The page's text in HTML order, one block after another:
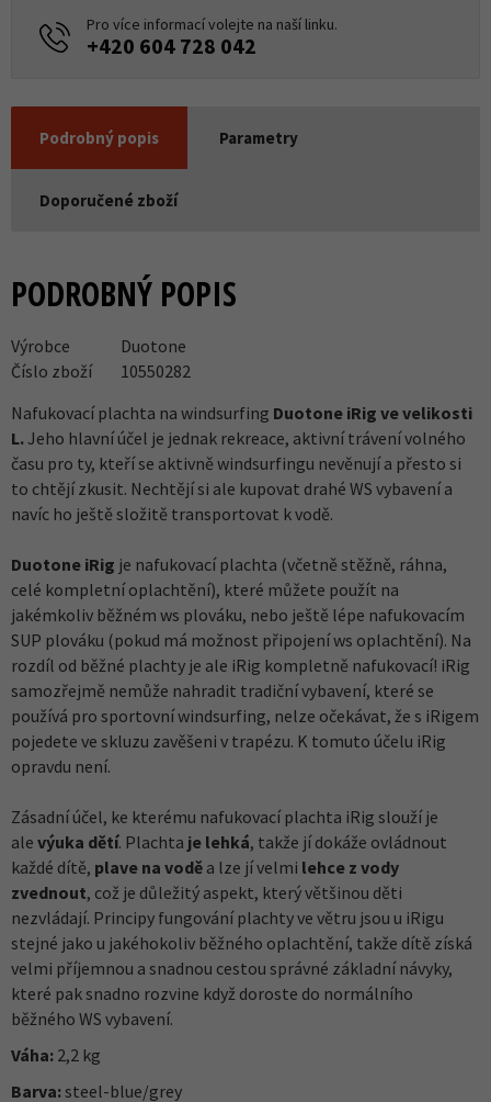
Pro více informací volejte na naší linku.
+420 604 728 042
Podrobný popis Parametry
Doporučené zboží
PODROBNÝ POPIS
Výrobce
Duotone
Číslo zboží
10550282
Nafukovací plachta na windsurfing Duotone iRig ve velikosti
L.Jeho hlavní účel je jednak rekreace, aktivní trávení volného
času pro ty, kteří se aktivně windsurfingu nevěnují a přesto si
to chtějí zkusit. Nechtějí si ale kupovat drahé WS vybavení a
navíc ho ještě složitě transportovat k vodě.
Duotone iRig je nafukovací plachta (včetně stěžně, ráhna,
celé kompletní oplachtění), které můžete použít na
jakémkoliv běžném ws plováku, nebo ještě lépe nafukovacím
SUP plováku (pokud má možnost připojení ws oplachtění). Na
rozdíl od běžné plachty je ale iRig kompletně nafukovací! iRig
samozřejmě nemůže nahradit tradiční vybavení, které se
používá pro sportovní windsurfing, nelze očekávat, že s iRigem
pojedete ve skluzu zavěšeni v trapézu. K tomuto účelu iRig
opravdu není.
Zásadní účel, ke kterému nafukovací plachta iRig slouží je
ale výuka dětí. Plachta je lehká, takže jí dokáže ovládnout
každé dítě, plave na vodě a lze jí velmi lehce z vody
zvednout, což je důležitý aspekt, který většinou děti
nezvládají. Principy fungování plachty ve větru jsou u iRigu
stejné jako u jakéhokoliv běžného oplachtění, takže dítě získá
velmi příjemnou a snadnou cestou správné základní návyky,
které pak snadno rozvine když doroste do normálního
běžného WS vybavení.
Váha: 2,2 kg
Barva:steel-blue/grey